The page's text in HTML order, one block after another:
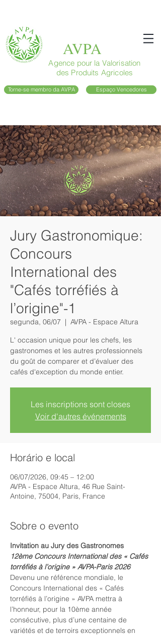
AVPA
Agence pour la Valorisation
des Produits Agricoles
Torne-se membro da AVPA Espaço Vencedores
Jury Gastronomique:
Concours
International des
"Cafés torréfiés à
l’origine"-1
segunda, 06/07
  |
AVPA - Espace Altura
L' occasion unique pour les chefs, les
gastronomes et les autres professionnels
du goût de comparer et d’évaluer des
cafés d'exception du monde entier.
Les inscriptions sont closes
Voir d'autres événements
Horário e local
06/07/2026, 09:45 – 12:00
AVPA - Espace Altura, 46 Rue Saint-
Antoine, 75004, Paris, France
Sobre o evento
Invitation au Jury des Gastronomes
12ème Concours International des « Cafés
torréfiés à l’origine » AVPA-Paris 2026
Devenu une référence mondiale, le
Concours International des « Cafés
torréfiés à l’origine » AVPA mettra à
l’honneur, pour la 10ème année
consécutive, plus d’une centaine de
variétés et de terroirs exceptionnels en